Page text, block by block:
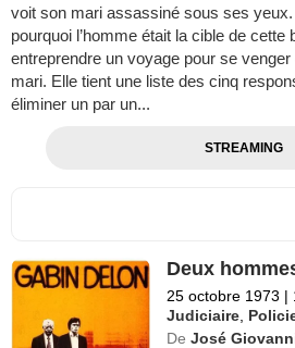
voit son mari assassiné sous ses
pourquoi l’homme était la cible de cette
entreprendre un voyage pour se
mari. Elle tient une liste des cinq
éliminer un par un...
STREAMING
Deux
25 octobre 1973 |
Judiciaire
De José